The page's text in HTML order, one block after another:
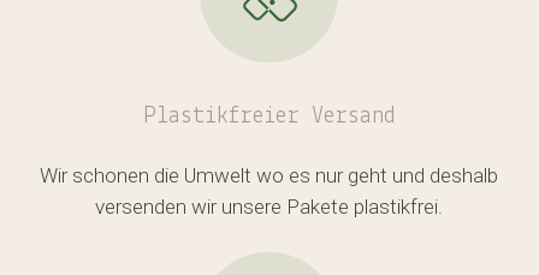
Plastikfreier Versand
Wir schonen die Umwelt wo es nur geht und deshalb
versenden wir unsere Pakete plastikfrei.